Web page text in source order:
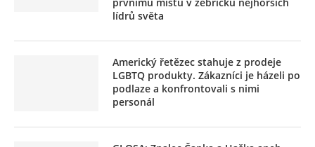
lídrů světa
Americký řetězec stahuje z prodeje
LGBTQ produkty. Zákazníci je házeli po
podlaze a konfrontovali s nimi
personál